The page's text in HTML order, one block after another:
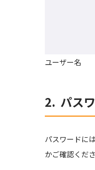
ユーザー名
2. パス
パスワードに
かご確認くださ